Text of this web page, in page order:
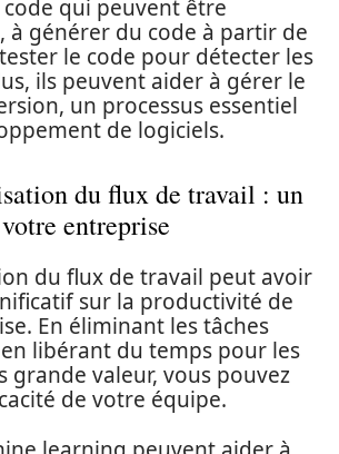
qui peuvent être
à générer du code à partir de
le code pour détecter les
ils peuvent aider à gérer le
un processus essentiel
de logiciels.
du flux de travail : un
entreprise
du flux de travail peut avoir
sur la productivité de
En éliminant les tâches
libérant du temps pour les
grande valeur, vous pouvez
de votre équipe.